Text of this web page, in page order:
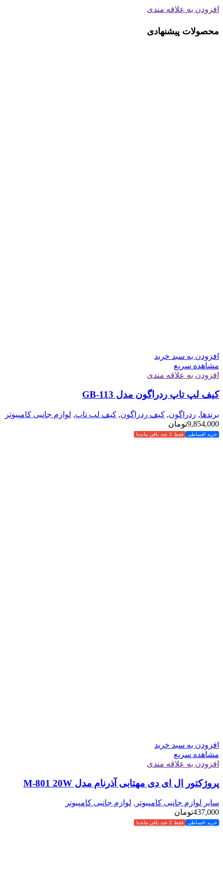
افزودن به علاقه مندی
محصولات پیشنهادی
افزودن به سبد خرید
مشاهده سریع
افزودن به علاقه مندی
کیف لپ تاپ ردراگون مدل GB-113
برندها, ردراگون, کیف ردراگون, کیف لپ تاپ, لوازم جانبی کامپیوتر
9,854,000تومان
خرید اقساطی فقط 1 عدد باقی مانده!
افزودن به سبد خرید
مشاهده سریع
افزودن به علاقه مندی
پروژکتور ال ای دی مهتابی آذرنام مدل M-801 20W
سایر لوازم جانبی کامپیوتر , لوازم جانبی کامپیوتر
437,000تومان
خرید اقساطی فقط 2 عدد باقی مانده!